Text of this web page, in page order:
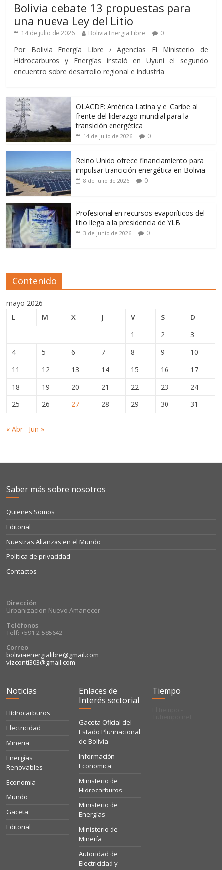
Bolivia debate 13 propuestas para
una nueva Ley del Litio
14 de julio de 2026 Bolivia Energia Libre 0
Por Bolivia Energía Libre / Agencias El Ministerio de
Hidrocarburos y Energías instaló en Uyuni el segundo
encuentro sobre desarrollo regional e industria
OLACDE: América Latina y el Caribe al
frente del liderazgo mundial para la
transición energética
14 de julio de 2026 0
Reino Unido ofrece financiamiento para
impulsar trancición energética en Bolivia
8 de julio de 2026 0
Profesional en recursos evaporíticos del
litio llega a la presidencia de YLB
3 de junio de 2026 0
Contenido
mayo 2026
L
M X J V S
D
1
2
3
4
5 6 7 8 9
10
11
12 13 14 15 16
17
18
19 20 21 22 23
24
25
26 27 28 29 30 31
« Abr Jun »
Saber más sobre nosotros
Quienes Somos
Editorial
Nuestras Alianzas en el Mundo
Política de privacidad
Contactos
Dirección
Urbanizacion Nuevo Amanecer
Teléfonos
Telf: +591 2-585642
Correo
boliviaenergialibre@gmail.com
vizconti303@gmail.com
Noticias
Hidrocarburos
Electricidad
Mineria
Energías
Renovables
Economia
Mundo
Gaceta
Editorial
Enlaces de
Interés sectorial
Gaceta Oficial del
Estado Plurinacional
de Bolivia
Información
Economica
Ministerio de
Hidrocarburos
Ministerio de
Energías
Ministerio de
Minería
Autoridad de
Electricidad y
Tiempo